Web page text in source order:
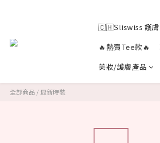
🇨🇭Sliswiss 護膚
🔥熱賣Tee款🔥
美妝/護膚產品
全部商品 /最新時裝